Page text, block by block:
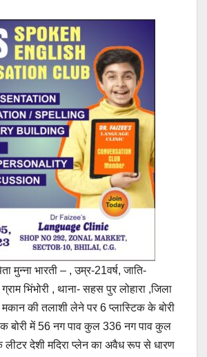
मुन्ना भारती – , उम्र-21वर्ष, जाति-
भिंभोरी , थाना- सहस पुर लोहारा ,जिला
की तलाशी लेने पर 6 प्लास्टिक के बोरी
बोरी में 56 नग पाव कुल 336 नग पाव कुल
लीटर देशी मदिरा प्लेन का अवैध रूप से धारण